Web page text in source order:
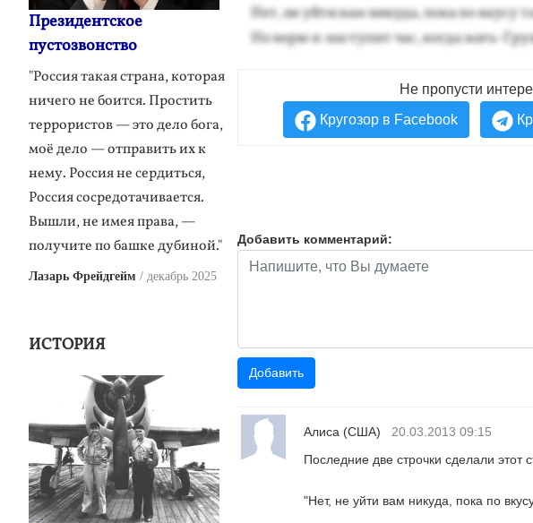
Нет, не уй­ти вам ни­куда, по­ка по вку­су
Но ве­рю я: нас­ту­пит час, ког­да мать-
Не пропусти
Кругозор в Facebook
Добавить комментарий:
Алиса (США) 20.03.2013 09:15
Последние две строчки сделали этот
"Нет, не уйти вам никуда, пока по
Президентское
пустозвонство
"Россия такая страна, которая
ничего не боится. Простить
террористов — это дело бога,
моё дело — отправить их к
нему. Россия не сердиться,
Россия сосредотачивается.
Вышли, не имея права, —
получите по башке дубиной."
Лазарь Фрейдгейм декабрь 2025
ИСТОРИЯ